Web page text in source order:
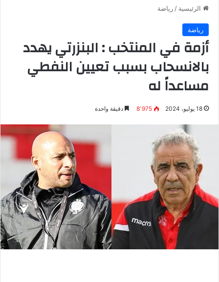
الرئيسية / رياضة
رياضة
أزمة في المنتخب : البنزرتي يهدد
بالانسحاب بسبب تعيين النفطي
مساعداً له
18 يوليو، 2024 8٬975 دقيقة واحدة